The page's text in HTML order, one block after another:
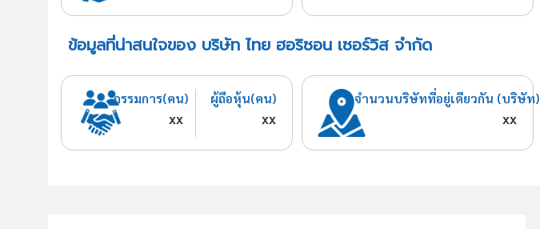
ข้อมูลที่น่าสนใจของ บริษัท ไทย ฮอริซอน เซอร์วิส จำกัด
กรรมการ(คน)
xx
ผู้ถือหุ้น(คน)
xx
จำนวนบริษัทที่อยู่เดียวกัน (บริษัท)
xx